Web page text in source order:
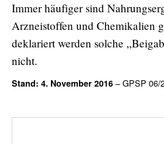
Immer häufiger sind
Arzneistoffen und Chemikalien
deklariert werden solche
nicht.
Stand: 4. November 2016 – GPSP 06/